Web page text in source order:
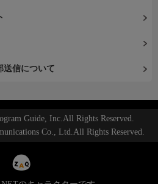
送信について
Guide, Inc.All Rights Reserved.
Co., Ltd.All Rights Reserved.